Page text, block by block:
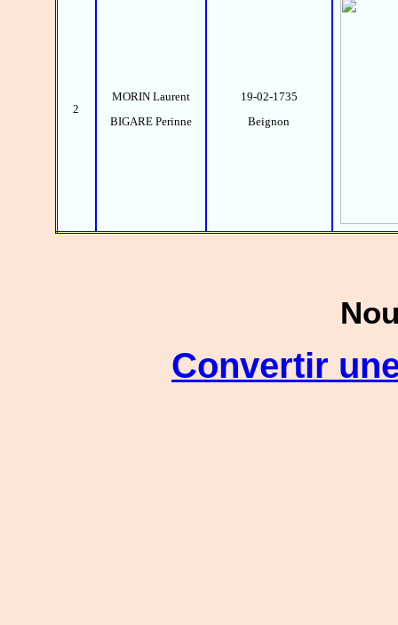
2
MORIN Laurent
BIGARE Perinne
19-02-1735
Beignon
Convertir